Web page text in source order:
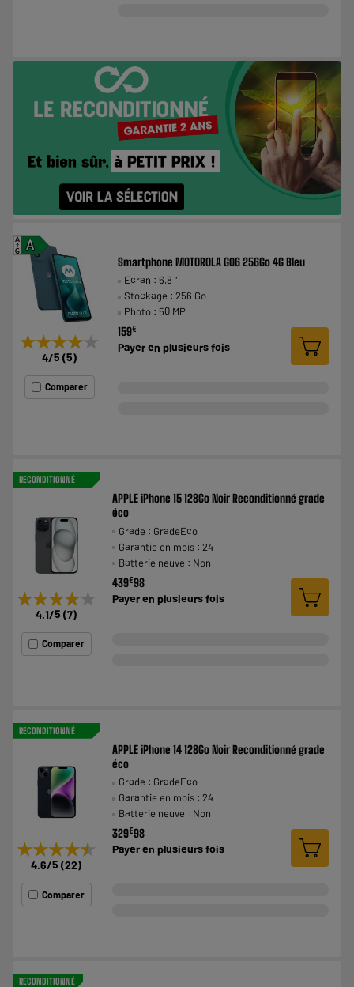
A
A
G
★★★★★
★★★★★
4/5 (5)
Comparer
Smartphone MOTOROLA G06 256Go 4G Bleu
Ecran : 6,8 "
Stockage : 256 Go
Photo : 50 MP
159€
Payer en plusieurs fois
RECONDITIONNÉ
★★★★★
★★★★★
4.1/5 (7)
Comparer
APPLE iPhone 15 128Go Noir Reconditionné grade
éco
Grade : GradeEco
Garantie en mois : 24
Batterie neuve : Non
439€98
Payer en plusieurs fois
RECONDITIONNÉ
★★★★★
★★★★★
4.6/5 (22)
Comparer
APPLE iPhone 14 128Go Noir Reconditionné grade
éco
Grade : GradeEco
Garantie en mois : 24
Batterie neuve : Non
329€98
Payer en plusieurs fois
RECONDITIONNÉ